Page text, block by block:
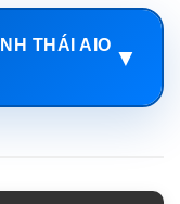
THÁI AIO ▼